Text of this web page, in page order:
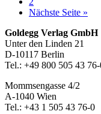
Nächste Seite »
Footer-
Section
Goldegg Verlag GmbH
Unter den Linden 21
D-10117 Berlin
Tel.: +49 800 505 43
Mommsengasse 4/2
A-1040 Wien
Tel.: +43 1 505 43 76-0